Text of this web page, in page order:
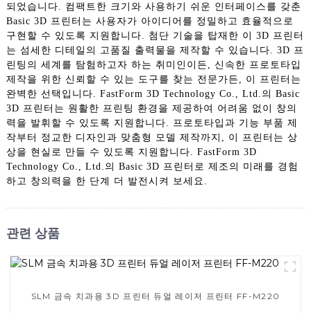
되었습니다. 컴팩트한 크기와 사용하기 쉬운 인터페이스를 갖춘
Basic 3D 프린터는 사용자가 아이디어를 정밀하고 효율적으로
구현할 수 있도록 지원합니다. 첨단 기술을 탑재한 이 3D 프린터
는 섬세한 디테일의 고품질 출력물을 제작할 수 있습니다. 3D 프
린팅의 세계를 탐험하고자 하는 취미인이든, 신속한 프로토타입
제작을 위한 신뢰할 수 있는 도구를 찾는 전문가든, 이 프린터는
완벽한 선택입니다. FastForm 3D Technology Co., Ltd.의 Basic
3D 프린터는 원활한 프린팅 환경을 제공하여 어려움 없이 창의
력을 발휘할 수 있도록 지원합니다. 프로토타입과 기능 부품 제
작부터 정교한 디자인과 맞춤형 모델 제작까지, 이 프린터는 상
상을 현실로 만들 수 있도록 지원합니다. FastForm 3D
Technology Co., Ltd.의 Basic 3D 프린터로 제조의 미래를 경험
하고 창의력을 한 단계 더 발전시켜 보세요.
관련 상품
SLM 금속 치과용 3D 프린터 듀얼 레이저 프린터 FF-M220